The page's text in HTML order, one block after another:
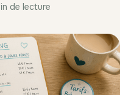
de lecture